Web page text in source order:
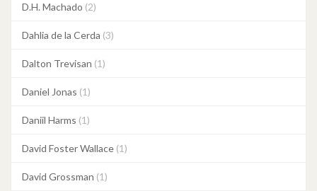
D.H. Machado (2)
Dahlia de la Cerda (3)
Dalton Trevisan (1)
Daniel Jonas (1)
Daniil Harms (1)
David Foster Wallace (1)
David Grossman (1)